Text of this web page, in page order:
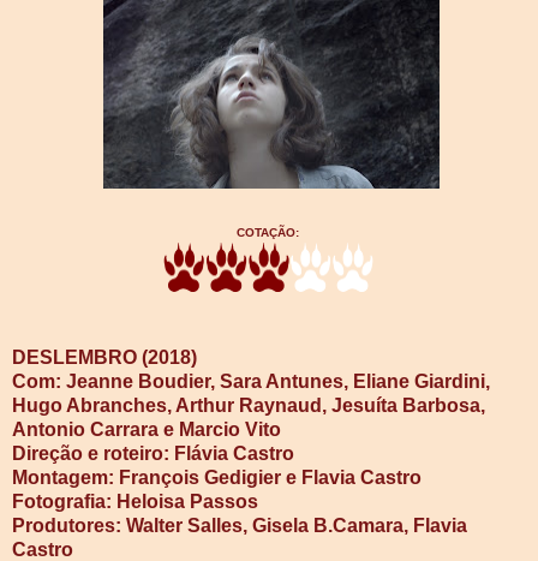
COTAÇÃO:
DESLEMBRO (2018)
Com: Jeanne Boudier, Sara Antunes, Eliane Giardini,
Hugo Abranches, Arthur Raynaud, Jesuíta Barbosa,
Antonio Carrara e Marcio Vito
Direção e roteiro: Flávia Castro
Montagem: François Gedigier e Flavia Castro
Fotografia: Heloisa Passos
Produtores: Walter Salles, Gisela B.Camara, Flavia
Castro